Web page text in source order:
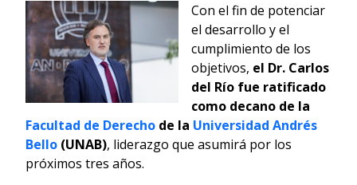
Con el fin de potenciar
el desarrollo y el
cumplimiento de los
objetivos, el Dr. Carlos
del Río fue ratificado
como decano de la
Facultad de Derecho de la Universidad Andrés
Bello (UNAB), liderazgo que asumirá por los
próximos tres años.